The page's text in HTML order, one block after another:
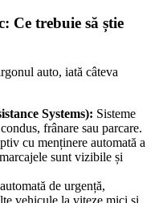
Ce trebuie să știe
auto, iată câteva
Systems): Sisteme
frânare sau parcare.
cu menținere automată a
sunt vizibile și
de urgență,
vehicule la viteze mici și